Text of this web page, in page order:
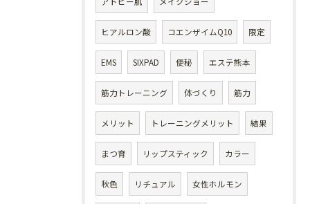
ヒアルロン酸 コエンザイムQ10 限定
EMS SIXPAD 便秘 エステ熊本
筋力トレーニング 体づくり 筋力
メリット トレーニングメリット 結果
まつ育 リップスティック カラー
秋色 リチュアル 女性ホルモン